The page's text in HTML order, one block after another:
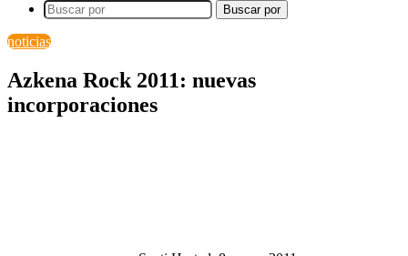
Buscar por
noticias
Azkena Rock 2011: nuevas
incorporaciones